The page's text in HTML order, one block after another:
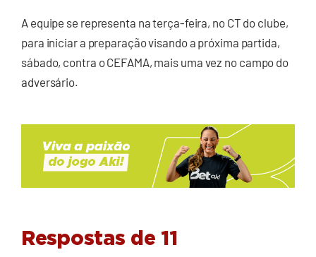
A equipe se representa na terça-feira, no CT do clube,
para iniciar a preparação visando a próxima partida,
sábado, contra o CEFAMA, mais uma vez no campo do
adversário.
Respostas de 11